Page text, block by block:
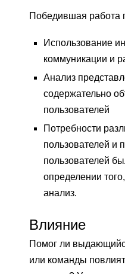
Победившая работа
Использование
коммуникации и
Анализ
содержательно
пользователей
Потребности
пользователей и
пользователей
определении
анализ.
Влияние
Помог ли
или команды